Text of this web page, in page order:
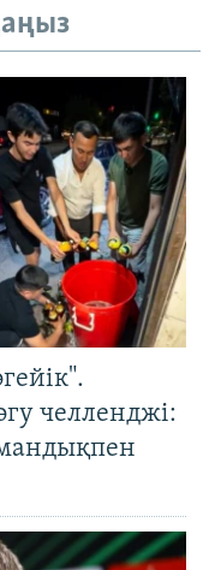
челленджі: